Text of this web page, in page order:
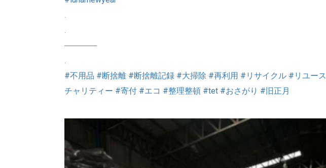
.
.
――――
.
#不用品 #断捨離 #断捨離記録 #大掃除 #再利用 #リサイクル #リユース
チャリティー #寄付 #エコ #整理整頓 #tet #おさがり #旧正月